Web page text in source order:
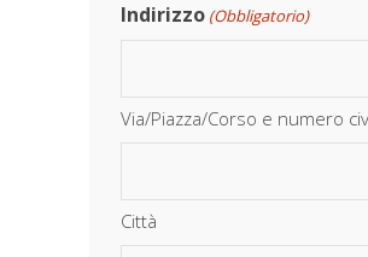
Indirizzo (Obbligatorio)
Via/Piazza/Corso e numero
Città